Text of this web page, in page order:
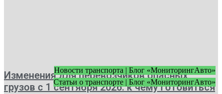
Новости транспорта | Блог «МониторингАвто»
Статьи о транспорте | Блог «МониторингАвто»
Изменения для перевозчиков опасных
грузов с 1 сентября 2026: к чему готовиться